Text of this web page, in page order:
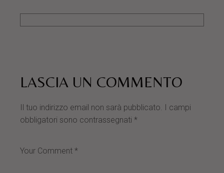
LASCIA UN COMMENTO
Il tuo indirizzo email non sarà pubblicato. I campi
obbligatori sono contrassegnati*